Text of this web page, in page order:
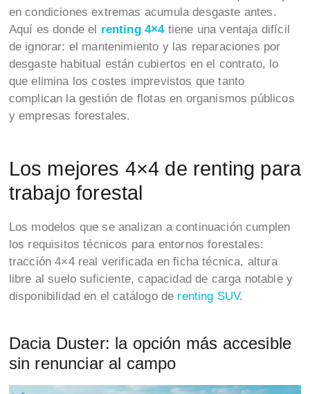
en condiciones extremas acumula desgaste antes.
Aquí es donde el renting 4×4tiene una ventaja difícil
de ignorar: el mantenimiento y las reparaciones por
desgaste habitual están cubiertos en el contrato, lo
que elimina los costes imprevistos que tanto
complican la gestión de flotas en organismos públicos
y empresas forestales.
Los mejores 4×4 de renting para
trabajo forestal
Los modelos que se analizan a continuación cumplen
los requisitos técnicos para entornos forestales:
tracción 4×4 real verificada en ficha técnica, altura
libre al suelo suficiente, capacidad de carga notable y
disponibilidad en el catálogo de renting SUV.
Dacia Duster: la opción más accesible
sin renunciar al campo